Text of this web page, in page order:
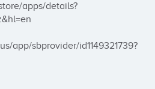
apps/details?
app/sbprovider/id1149321739?